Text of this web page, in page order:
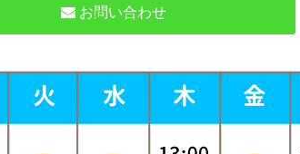
お問い合わせ